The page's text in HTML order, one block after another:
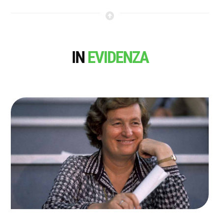
IN EVIDENZA